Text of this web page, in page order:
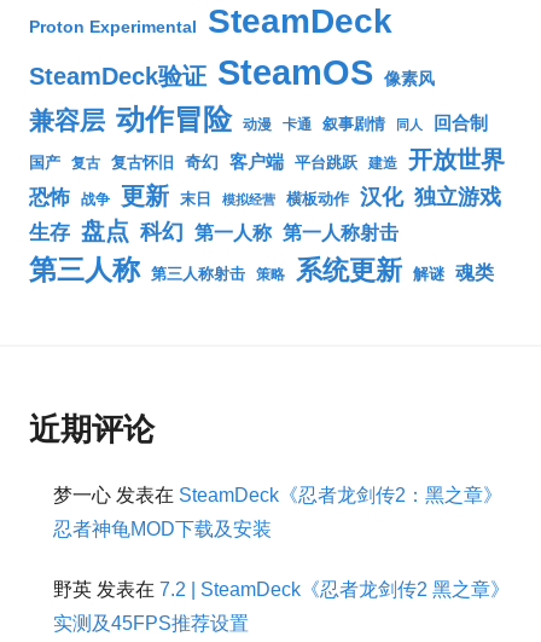
Proton Experimental SteamDeck
SteamDeck验证 SteamOS 像素风
兼容层 动作冒险 动漫 卡通 叙事剧情 同人 回合制
国产 复古 复古怀旧 奇幻 客户端 平台跳跃 建造 开放世界
恐怖 战争 更新 末日 模拟经营 横板动作 汉化 独立游戏
生存 盘点 科幻 第一人称 第一人称射击
第三人称 第三人称射击 策略 系统更新 解谜 魂类
近期评论
梦一心 发表在 SteamDeck《忍者龙剑传2：黑之章》
忍者神龟MOD下载及安装
野英 发表在 7.2 | SteamDeck《忍者龙剑传2 黑之章》
实测及45FPS推荐设置